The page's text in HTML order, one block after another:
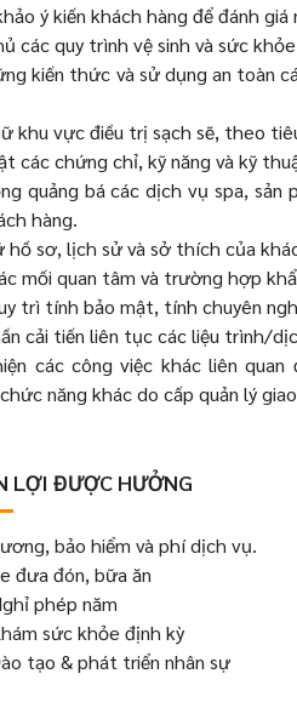
ý kiến khách hàng để đánh
các quy trình vệ sinh và sức
kiến thức và sử dụng an toàn
khu vực điều trị sạch sẽ, theo
các chứng chỉ, kỹ năng và kỹ
quảng bá các dịch vụ spa,
hàng.
hồ sơ, lịch sử và sở thích của
mối quan tâm và trường hợp
trì tính bảo mật, tính chuyên
cải tiến liên tục các liệu trình/
các công việc khác liên
năng khác do cấp quản lý
LỢI ĐƯỢC HƯỞNG
bảo hiểm và phí dịch vụ.
đưa đón, bữa ăn
phép năm
sức khỏe định kỳ
tạo & phát triển nhân sự